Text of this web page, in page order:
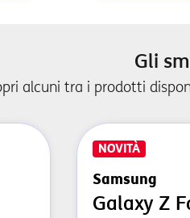
Gli
alcuni tra i prodotti
NOVITÀ
Samsung
Galaxy Z